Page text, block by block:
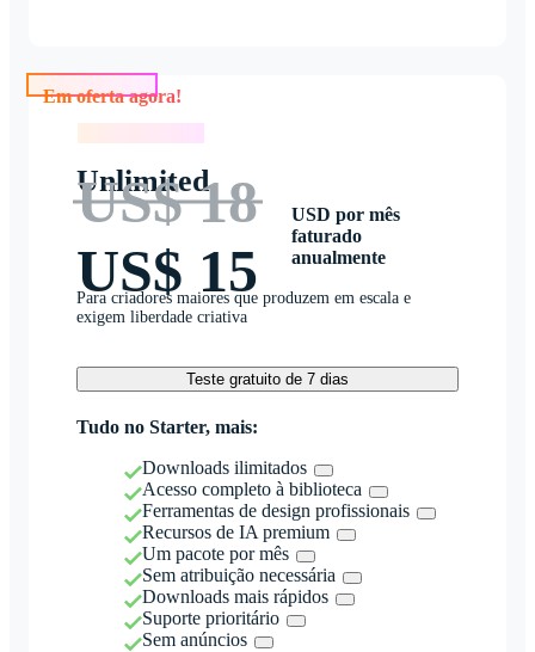
Unlimited
US$ 18
US$ 15
USD por mês
faturado
anualmente
Para criadores maiores que produzem em escala e
exigem liberdade criativa
Teste gratuito de 7 dias
Tudo no Starter, mais:
Downloads ilimitados
Acesso completo à biblioteca
Ferramentas de design profissionais
Recursos de IA premium
Um pacote por mês
Sem atribuição necessária
Downloads mais rápidos
Suporte prioritário
Sem anúncios